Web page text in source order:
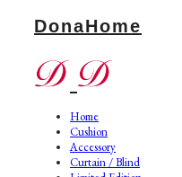
DonaHome
Home
Cushion
Accessory
Curtain / Blind